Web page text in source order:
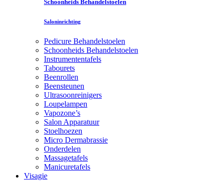
Schoonheids Behandelstoelen
Saloninrichting
Pedicure Behandelstoelen
Schoonheids Behandelstoelen
Instrumententafels
Tabourets
Beenrollen
Beensteunen
Ultrasoonreinigers
Loupelampen
Vapozone’s
Salon Apparatuur
Stoelhoezen
Micro Dermabrassie
Onderdelen
Massagetafels
Manicuretafels
Visagie